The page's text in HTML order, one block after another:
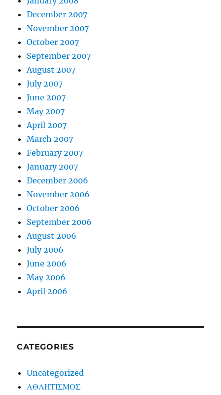
December 2007
November 2007
October 2007
September 2007
August 2007
July 2007
June 2007
May 2007
April 2007
March 2007
February 2007
January 2007
December 2006
November 2006
October 2006
September 2006
August 2006
July 2006
June 2006
May 2006
April 2006
CATEGORIES
Uncategorized
ΑΘΛΗΤΙΣΜΟΣ